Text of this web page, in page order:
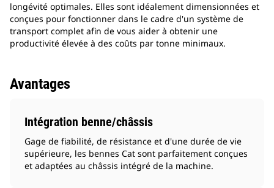
longévité optimales. Elles sont idéalement dimensionnées et
conçues pour fonctionner dans le cadre d'un système de
transport complet afin de vous aider à obtenir une
productivité élevée à des coûts par tonne minimaux.
Avantages
Intégration benne/châssis
Gage de fiabilité, de résistance et d'une durée de vie
supérieure, les bennes Cat sont parfaitement conçues
et adaptées au châssis intégré de la machine.